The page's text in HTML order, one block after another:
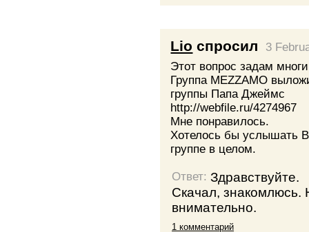
Lio спросил
3
Этот вопрос задам
Группа MEZZAMO
группы Папа Джеймс
http://webfile.ru/4274967
Мне понравилось.
Хотелось бы услышать
группе в целом.
Ответ:Здравствуйте.
Скачал, знакомлюсь.
внимательно.
1 комментарий